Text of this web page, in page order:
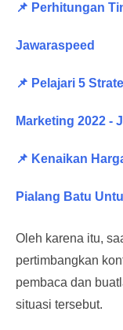
📌 Perhitungan
Jawaraspeed
📌 Pelajari 5
Marketing 2022 -
📌 Kenaikan
Pialang Batu
Oleh karena itu,
pertimbangkan
pembaca dan
situasi tersebut.